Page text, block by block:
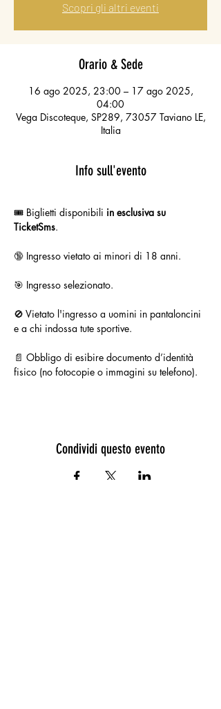
Scopri gli altri eventi
Orario & Sede
16 ago 2025, 23:00 – 17 ago 2025,
04:00
Vega Discoteque, SP289, 73057 Taviano LE,
Italia
Info sull'evento
🎟️ Biglietti disponibili in esclusiva su
TicketSms.
🔞 Ingresso vietato ai minori di 18 anni.
🎯 Ingresso selezionato.
🚫 Vietato l'ingresso a uomini in pantaloncini
e a chi indossa tute sportive.
📄 Obbligo di esibire documento d’identità
fisico (no fotocopie o immagini su telefono).
Condividi questo evento